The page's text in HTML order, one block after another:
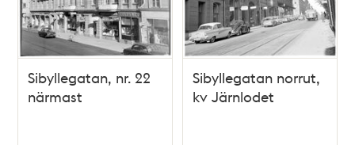
Sibyllegatan, nr. 22
närmast
Sibyllegatan norrut,
kv Järnlodet